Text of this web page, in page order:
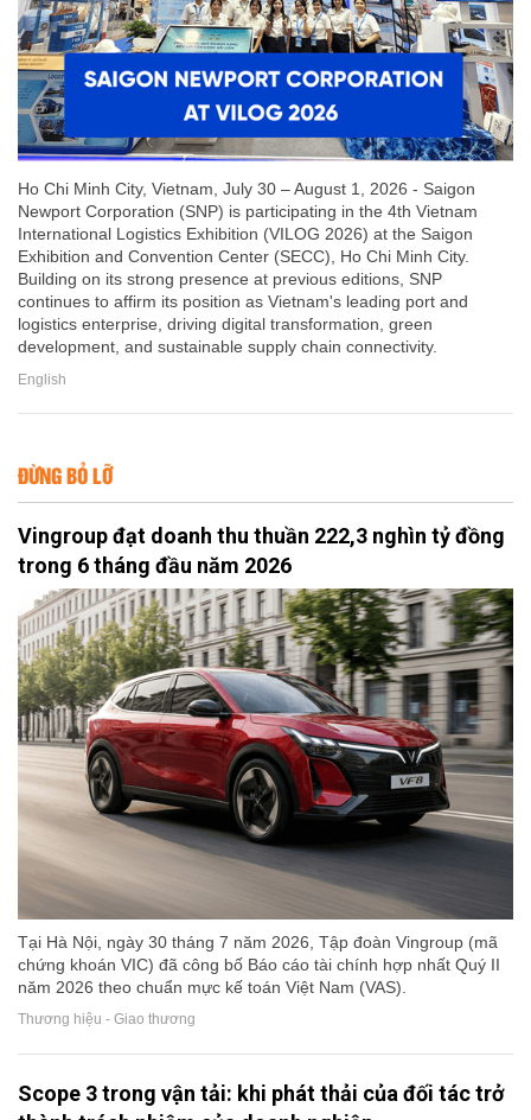
Ho Chi Minh City, Vietnam, July 30 – August 1, 2026 - Saigon
Newport Corporation (SNP) is participating in the 4th Vietnam
International Logistics Exhibition (VILOG 2026) at the Saigon
Exhibition and Convention Center (SECC), Ho Chi Minh City.
Building on its strong presence at previous editions, SNP
continues to affirm its position as Vietnam's leading port and
logistics enterprise, driving digital transformation, green
development, and sustainable supply chain connectivity.
English
ĐỪNG BỎ LỠ
Vingroup đạt doanh thu thuần 222,3 nghìn tỷ đồng
trong 6 tháng đầu năm 2026
Tại Hà Nội, ngày 30 tháng 7 năm 2026, Tập đoàn Vingroup (mã
chứng khoán VIC) đã công bố Báo cáo tài chính hợp nhất Quý II
năm 2026 theo chuẩn mực kế toán Việt Nam (VAS).
Thương hiệu - Giao thương
Scope 3 trong vận tải: khi phát thải của đối tác trở